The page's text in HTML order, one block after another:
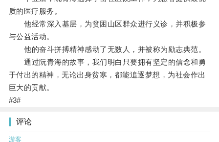
质的医疗服务。
他经常深入基层，为贫困山区群众进行义诊，并积极参
与公益活动。
他的奋斗拼搏精神感动了无数人，并被称为励志典范。
通过阮青海的故事，我们明白只要拥有坚定的信念和勇
于付出的精神，无论出身贫寒，都能追逐梦想，为社会作出
巨大的贡献。
#3#
评论
游客